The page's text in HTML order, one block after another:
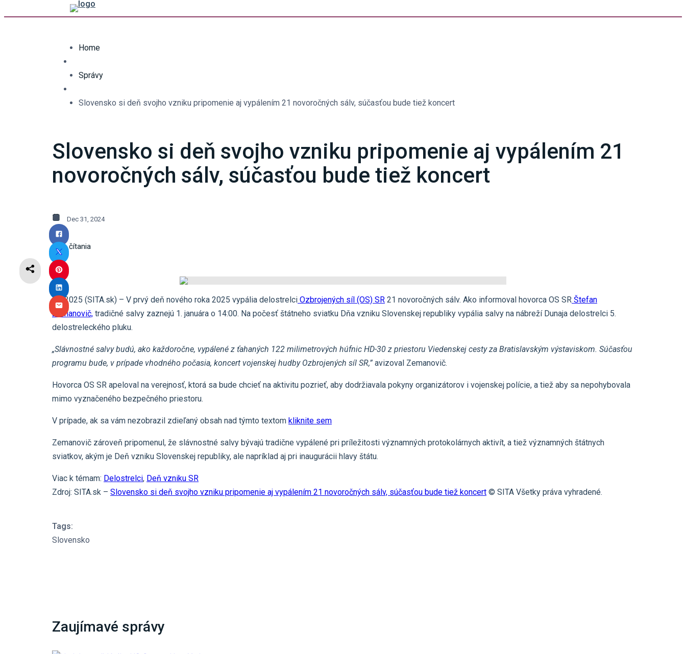
Home
Správy
Slovensko si deň svojho vzniku pripomenie aj vypálením 21 novoročných sálv, súčasťou bude tiež koncert
Slovensko si deň svojho vzniku pripomenie aj vypálením 21
novoročných sálv, súčasťou bude tiež koncert
Dec 31, 2024
2
min čítania
2.1.2025 (SITA.sk) – V prvý deň nového roka 2025 vypália delostrelci Ozbrojených síl (OS) SR 21 novoročných sálv. Ako informoval hovorca OS SR Štefan
Zemanovič, tradičné salvy zaznejú 1. januára o 14:00. Na počesť štátneho sviatku Dňa vzniku Slovenskej republiky vypália salvy na nábreží Dunaja delostrelci 5.
delostreleckého pluku.
„Slávnostné salvy budú, ako každoročne, vypálené z ťahaných 122 milimetrových húfnic HD-30 z priestoru Viedenskej cesty za Bratislavským výstaviskom. Súčasťou
programu bude, v prípade vhodného počasia, koncert vojenskej hudby Ozbrojených síl SR,” avizoval Zemanovič.
Hovorca OS SR apeloval na verejnosť, ktorá sa bude chcieť na aktivitu pozrieť, aby dodržiavala pokyny organizátorov i vojenskej polície, a tiež aby sa nepohybovala
mimo vyznačeného bezpečného priestoru.
V prípade, ak sa vám nezobrazil zdieľaný obsah nad týmto textom kliknite sem
Zemanovič zároveň pripomenul, že slávnostné salvy bývajú tradične vypálené pri príležitosti významných protokolárnych aktivít, a tiež významných štátnych
sviatkov, akým je Deň vzniku Slovenskej republiky, ale napríklad aj pri inaugurácii hlavy štátu.
Viac k témam: Delostrelci, Deň vzniku SR
Zdroj: SITA.sk – Slovensko si deň svojho vzniku pripomenie aj vypálením 21 novoročných sálv, súčasťou bude tiež koncert © SITA Všetky práva vyhradené.
Tags:
Slovensko
Zaujímavé správy